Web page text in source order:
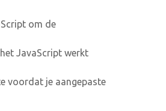
om de
JavaScript werkt
voordat je aangepaste